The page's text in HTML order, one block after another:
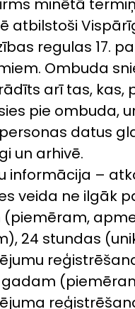
minētā
atbilstoši
regulas 17.
Ombuda
arī tas, kas,
pie ombuda,
datus
un arhivē.
informācija –
veida ne ilgāk
(piemēram,
24 stundas